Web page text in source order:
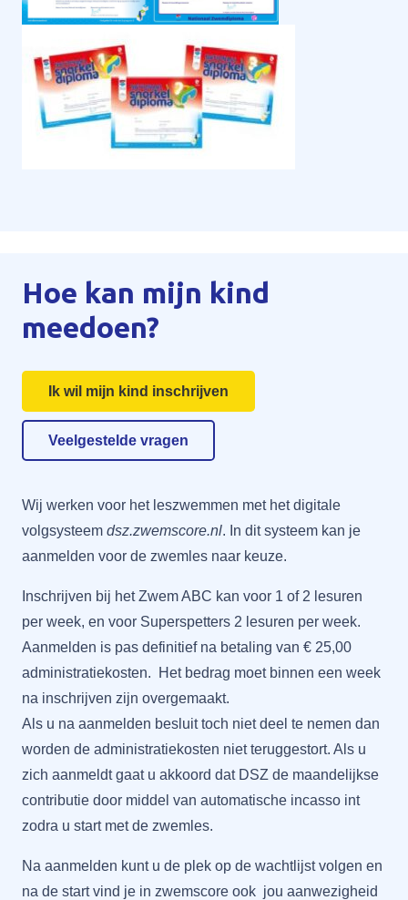
Hoe kan mijn kind
meedoen?
Ik wil mijn kind inschrijven
Veelgestelde vragen
Wij werken voor het leszwemmen met het digitale
volgsysteem dsz.zwemscore.nl. In dit systeem kan je
aanmelden voor de zwemles naar keuze.
Inschrijven bij het Zwem ABC kan voor 1 of 2 lesuren
per week, en voor Superspetters 2 lesuren per week.
Aanmelden is pas definitief na betaling van € 25,00
administratiekosten. Het bedrag moet binnen een week
na inschrijven zijn overgemaakt.
Als u na aanmelden besluit toch niet deel te nemen dan
worden de administratiekosten niet teruggestort. Als u
zich aanmeldt gaat u akkoord dat DSZ de maandelijkse
contributie door middel van automatische incasso int
zodra u start met de zwemles.
Na aanmelden kunt u de plek op de wachtlijst volgen en
na de start vind je in zwemscore ook jou aanwezigheid